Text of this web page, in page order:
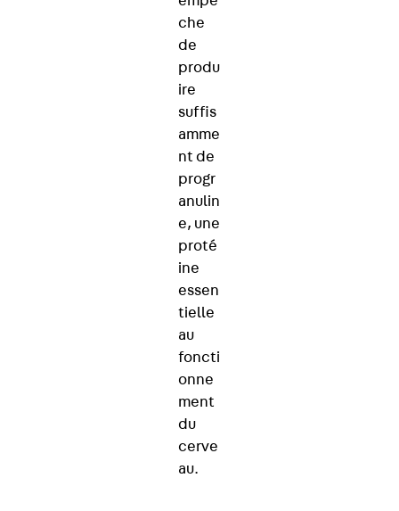
che
de
produ
ire
suffis
amme
nt de
progr
anulin
e, une
proté
ine
essen
tielle
au
foncti
onne
ment
du
cerve
au.